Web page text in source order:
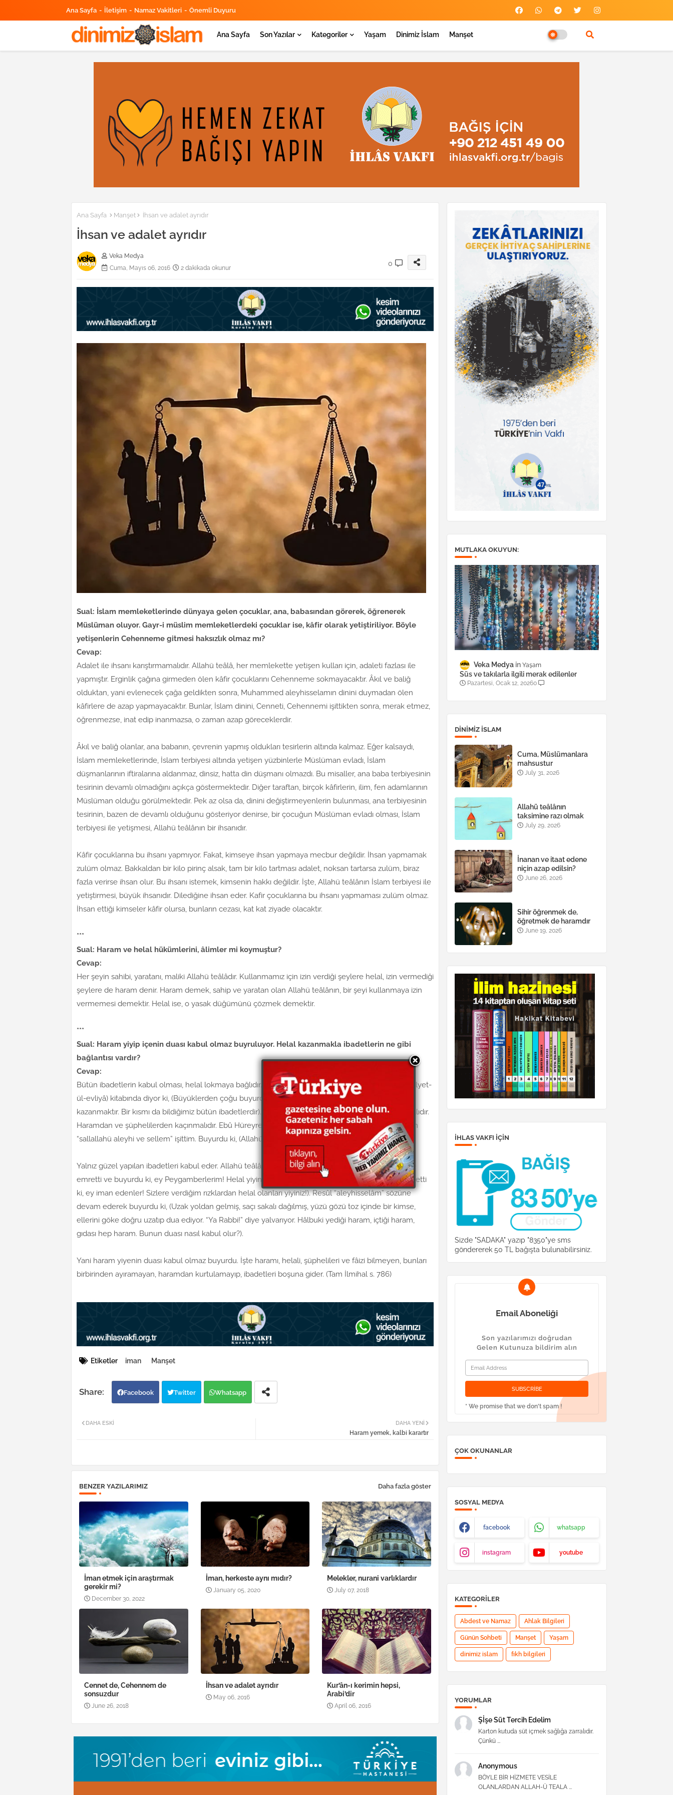
Ana Sayfa İletişim Namaz Vakitleri Önemli Duyuru
Ana Sayfa Son Yazılar Kategoriler Yaşam Dinimiz İslam Manşet
Ana Sayfa Manşet İhsan ve adalet ayrıdır
İhsan ve adalet ayrıdır
Veka Medya
Cuma, Mayıs 06, 2016
2 dakikada okunur
0
Sual: İslam memleketlerinde dünyaya gelen çocuklar, ana, babasından görerek, öğrenerek
Müslüman oluyor. Gayr-i müslim memleketlerdeki çocuklar ise, kâfir olarak yetiştiriliyor. Böyle
yetişenlerin Cehenneme gitmesi haksızlık olmaz mı?
Cevap:
Adalet ile ihsanı karıştırmamalıdır. Allahü teâlâ, her memlekette yetişen kulları için, adaleti fazlası ile
yapmıştır. Erginlik çağına girmeden ölen kâfir çocuklarını Cehenneme sokmayacaktır. Âkıl ve baliğ
olduktan, yani evlenecek çağa geldikten sonra, Muhammed aleyhisselamın dinini duymadan ölen
kâfirlere de azap yapmayacaktır. Bunlar, İslam dinini, Cenneti, Cehennemi işittikten sonra, merak etmez,
öğrenmezse, inat edip inanmazsa, o zaman azap göreceklerdir.
Âkıl ve baliğ olanlar, ana babanın, çevrenin yapmış oldukları tesirlerin altında kalmaz. Eğer kalsaydı,
İslam memleketlerinde, İslam terbiyesi altında yetişen yüzbinlerle Müslüman evladı, İslam
düşmanlarının iftiralarına aldanmaz, dinsiz, hatta din düşmanı olmazdı. Bu misaller, ana baba terbiyesinin
tesirinin devamlı olmadığını açıkça göstermektedir. Diğer taraftan, birçok kâfirlerin, ilim, fen adamlarının
Müslüman olduğu görülmektedir. Pek az olsa da, dinini değiştirmeyenlerin bulunması, ana terbiyesinin
tesirinin, bazen de devamlı olduğunu gösteriyor denirse, bir çocuğun Müslüman evladı olması, İslam
terbiyesi ile yetişmesi, Allahü teâlânın bir ihsanıdır.
Kâfir çocuklarına bu ihsanı yapmıyor. Fakat, kimseye ihsan yapmaya mecbur değildir. İhsan yapmamak
zulüm olmaz. Bakkaldan bir kilo pirinç alsak, tam bir kilo tartması adalet, noksan tartarsa zulüm, biraz
fazla verirse ihsan olur. Bu ihsanı istemek, kimsenin hakkı değildir. İşte, Allahü teâlânın İslam terbiyesi ile
yetiştirmesi, büyük ihsanıdır. Dilediğine ihsan eder. Kafir çocuklarına bu ihsanı yapmaması zulüm olmaz.
İhsan ettiği kimseler kâfir olursa, bunların cezası, kat kat ziyade olacaktır.
***
Sual: Haram ve helal hükümlerini, âlimler mi koymuştur?
Cevap:
Her şeyin sahibi, yaratanı, maliki Allahü teâlâdır. Kullanmamız için izin verdiği şeylere helal, izin vermediği
şeylere de haram denir. Haram demek, sahip ve yaratan olan Allahü teâlânın, bir şeyi kullanmaya izin
vermemesi demektir. Helal ise, o yasak düğümünü çözmek demektir.
***
Sual: Haram yiyip içenin duası kabul olmaz buyruluyor. Helal kazanmakla ibadetlerin ne gibi
bağlantısı vardır?
Cevap:
Bütün ibadetlerin kabul olması, helal lokmaya bağlıdır. Hadîs âlimi Ahmed bin Abdullah İsfehânî, (Hilyet-
ül-evliyâ) kitabında diyor ki, (Büyüklerden çoğu buyurdu ki, ibadetler on kısımdır: Dokuz kısmı helal
kazanmaktır. Bir kısmı da bildiğimiz bütün ibadetlerdir). O hâlde, müminler helal kazanmağa çalışmalıdır.
Haramdan ve şüphelilerden kaçınmalıdır. Ebû Hüreyre “radıyallahü anh” buyuruyor ki, Resulullahtan
“sallallahü aleyhi ve sellem” işittim. Buyurdu ki, (Allahü teâlâ güzeldir.
Yalnız güzel yapılan ibadetleri kabul eder. Allahü teâlâ, Peygamberlerine emrettiğini, müminlere de
emretti ve buyurdu ki, ey Peygamberlerim! Helal yiyiniz ve salih, iyi işler yapınız! Müminlere de emretti
ki, ey iman edenler! Sizlere verdiğim rızklardan helal olanları yiyiniz!). Resûl “aleyhisselâm” sözüne
devam ederek buyurdu ki, (Uzak yoldan gelmiş, saçı sakalı dağılmış, yüzü gözü toz içinde bir kimse,
ellerini göke doğru uzatıp dua ediyor. “Ya Rabbi!” diye yalvarıyor. Hâlbuki yediği haram, içtiği haram,
gıdası hep haram. Bunun duası nasıl kabul olur?).
Yani haram yiyenin duası kabul olmaz buyurdu. İşte haramı, helali, şüphelileri ve fâizi bilmeyen, bunları
birbirinden ayıramayan, haramdan kurtulamayıp, ibadetleri boşuna gider. (Tam İlmihal s. 786)
Etiketler iman Manşet
Facebook Twitter Whatsapp
DAHA YENI
Haram yemek, kalbi karartır
DAHA ESKI
BENZER YAZILARIMIZ Daha fazla göster
İman etmek için araştırmak
gerekir mi?
December 30, 2022
İman, herkeste aynı mıdır?
January 05, 2020
Melekler, nurani varlıklardır
July 07, 2018
Cennet de, Cehennem de
sonsuzdur
June 26, 2018
İhsan ve adalet ayrıdır
May 06, 2016
Kur’ân-ı kerimin hepsi,
Arabi’dir
April 06, 2016
MUTLAKA OKUYUN:
Veka Medya Yaşam
Süs ve takılarla ilgili merak edilenler
Pazartesi, Ocak 12, 20260
DINIMIZ ISLAM
Cuma, Müslümanlara
mahsustur
July 31, 2026
Allahü teâlânın
taksimine razı olmak
July 29, 2026
İnanan ve itaat edene
niçin azap edilsin?
June 26, 2026
Sihir öğrenmek de,
öğretmek de haramdır
June 19, 2026
İHLAS VAKFI IÇIN
Sizde "SADAKA" yazıp "8350"ye sms
göndererek 50 TL bağışta bulunabilirsiniz.
Email Aboneliği
Son yazılarımızı doğrudan
Gelen Kutunuza bildirim alın
* We promise that we don't spam !
ÇOK OKUNANLAR
SOSYAL MEDYA
facebook whatsapp
instagram youtube
KATEGORILER
Abdest ve Namaz Ahlak Bilgileri
Günün Sohbeti Manşet Yaşam
dinimiz islam fıkh bilgileri
YORUMLAR
Şİşe Süt Tercih Edelim
Karton kutuda süt içmek sağlığa zarralıdır.
Çünkü ...
Anonymous
BÖYLE BİR HİZMETE VESİLE
OLANLARDAN ALLAH-Ü TEALA ...